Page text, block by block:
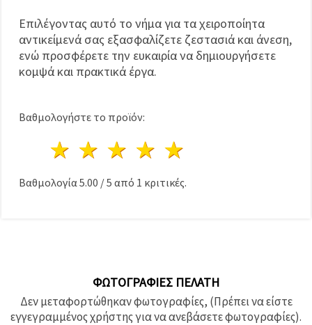
Επιλέγοντας αυτό το νήμα για τα χειροποίητα
αντικείμενά σας εξασφαλίζετε ζεστασιά και άνεση,
ενώ προσφέρετε την ευκαιρία να δημιουργήσετε
κομψά και πρακτικά έργα.
Βαθμολογήστε το προϊόν:
4 Αστέρια
3 Αστέρια
2 Αστέρια
1 Αστέρι
Βαθμολογία 5.00 /5 από 1 κριτικές.
ΦΩΤΟΓΡΑΦΊΕΣ ΠΕΛΆΤΗ
Δεν μεταφορτώθηκαν φωτογραφίες, (Πρέπει να είστε
εγγεγραμμένος χρήστης για να ανεβάσετε φωτογραφίες).